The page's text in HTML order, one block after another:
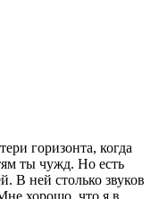
горизонта, когда
ты чужд. Но есть
В ней столько звуков
хорошо, что я в